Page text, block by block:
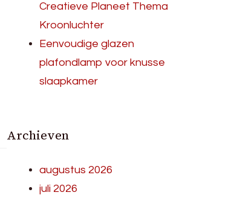
Creatieve Planeet Thema
Kroonluchter
Eenvoudige glazen
plafondlamp voor knusse
slaapkamer
Archieven
augustus 2026
juli 2026